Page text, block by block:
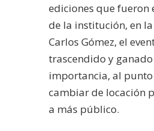
ediciones que fueron
de la institución, en la
Carlos Gómez, el
trascendido y ganado
importancia, al
cambiar de locación
a más público.